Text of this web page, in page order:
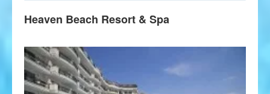
Heaven Beach Resort & Spa